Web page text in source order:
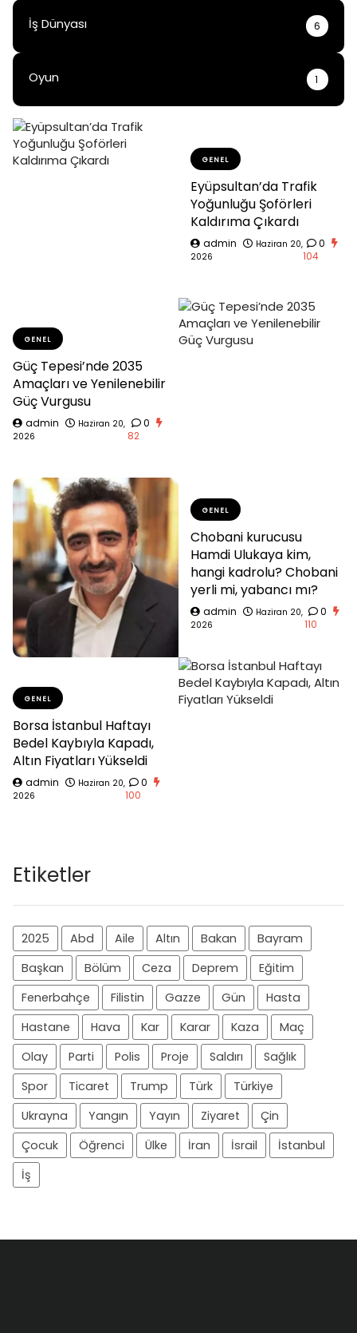
İş Dünyası 6
Oyun 1
GENEL
Eyüpsultan’da Trafik
Yoğunluğu Şoförleri
Kaldırıma Çıkardı
admin
Haziran 20,
2026
0
104
GENEL
Güç Tepesi’nde 2035
Amaçları ve Yenilenebilir
Güç Vurgusu
admin
Haziran 20,
2026
0
82
GENEL
Chobani kurucusu
Hamdi Ulukaya kim,
hangi kadrolu? Chobani
yerli mi, yabancı mı?
admin
Haziran 20,
2026
0
110
GENEL
Borsa İstanbul Haftayı
Bedel Kaybıyla Kapadı,
Altın Fiyatları Yükseldi
admin
Haziran 20,
2026
0
100
Etiketler
2025 Abd Aile Altın Bakan
Bayram
Başkan
Bölüm Ceza Deprem
Eğitim
Fenerbahçe
Filistin Gazze Gün
Hasta
Hastane
Hava Kar Karar Kaza
Maç
Olay
Parti Polis Proje Saldırı
Sağlık
Spor
Ticaret Trump Türk
Türkiye
Ukrayna
Yangın Yayın Ziyaret
Çin
Çocuk
Öğrenci Ülke İran İsrail
İstanbul
İş